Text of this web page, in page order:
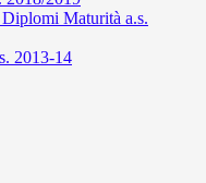
Maturità a.s.
2013-14